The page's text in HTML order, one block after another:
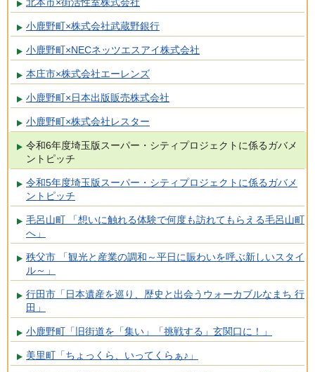
北本市×街活性室株式会社
小鹿野町×株式会社武蔵野銀行
小鹿野町×NECネッツエスアイ株式会社
本庄市×株式会社エーレンズ
小鹿野町×日本出版販売株式会社
小鹿野町×株式会社レスター
令和6年度埼玉版スーパー・シティプロジェクトに係るガバメ
ントピッチ
令和5年度埼玉版スーパー・シティプロジェクトに係るガバメ
ントピッチ
毛呂山町 「想いに触れる体験で何度も訪れてもらえる毛呂山町
へ」
秩父市 「観光と産業の調和～平日に賑わいを呼ぶ新しいスタイ
ル～」
行田市「日本遺産を巡り、歴史と出会うウォーカブルなまち 行
田」
小鹿野町「旧街道を「集い」「挑戦する」玄関口に！」
美里町「ちょっくら、いってくらぁ♪」